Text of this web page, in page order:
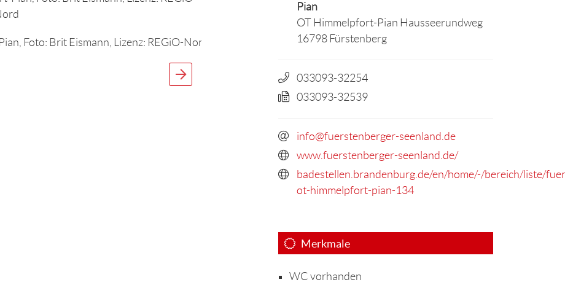
Pian
OT Himmelpfort-Pian Hausseerundweg
16798 Fürstenberg
033093-32254
033093-32539
info@fuerstenberger-seenland.de
www.fuerstenberger-seenland.de/
badestellen.brandenburg.de/en/home/-/bereich/liste/
ot-himmelpfort-pian-134
Merkmale
WC vorhanden